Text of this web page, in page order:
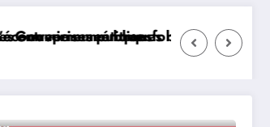
Hospitalier Universitaire
de la Paroisse de l’église Néo
GOMA/